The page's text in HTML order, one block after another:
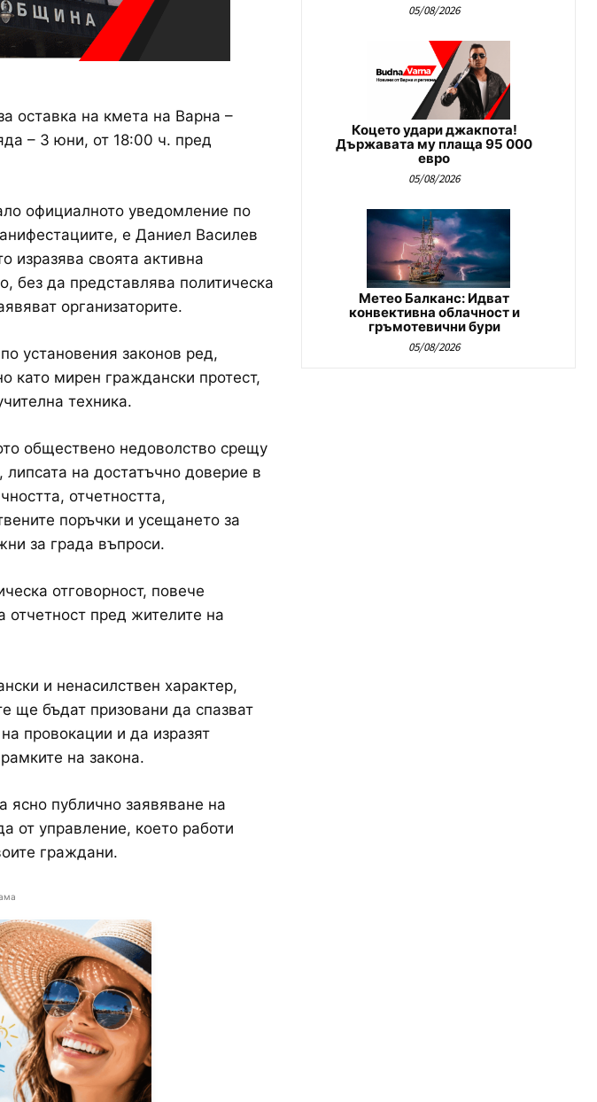
оставка на кмета на Варна –
– 3 юни, от 18:00 ч. пред
официалното уведомление по
е Даниел Василев
изразява своята активна
без да представлява политическа
организаторите.
установения законов ред,
като мирен граждански протест,
техника.
обществено недоволство срещу
на достатъчно доверие в
отчетността,
поръчки и усещането за
за града въпроси.
отговорност, повече
отчетност пред жителите на
и ненасилствен характер,
ще бъдат призовани да спазват
провокации и да изразят
на закона.
ясно публично заявяване на
от управление, което работи
граждани.
05/08/2026
Коцето удари джакпота!
Държавата му плаща 95 000
евро
05/08/2026
Метео Балканс: Идват
конвективна облачност и
гръмотевични бури
05/08/2026